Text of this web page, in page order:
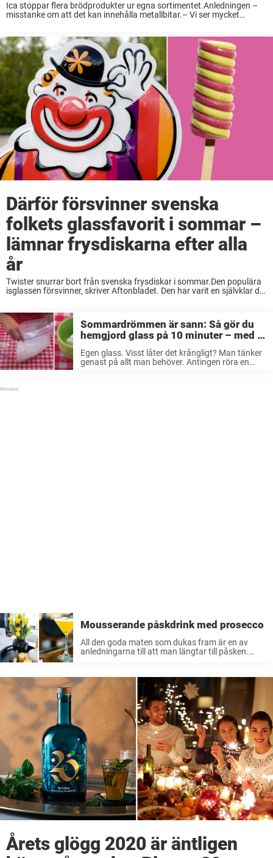
Ica stoppar flera brödprodukter ur egna sortimentet.Anledningen –
misstanke om att det kan innehålla metallbitar.– Vi ser mycket
Därför försvinner svenska
folkets glassfavorit i sommar –
lämnar frysdiskarna efter alla
år
Twister snurrar bort från svenska frysdiskar i sommar.Den populära
isglassen försvinner, skriver Aftonbladet. Den har varit en självklar del
Sommardrömmen är sann: Så gör du
hemgjord glass på 10 minuter – med 2
Egen glass. Visst låter det krångligt? Man tänker
genast på allt man behöver. Antingen röra en
Mousserande påskdrink med prosecco
All den goda maten som dukas fram är en av
anledningarna till att man längtar till påsken.
man egentligen dricka till? ...
Årets glögg 2020 är äntligen